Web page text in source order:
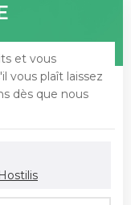
et vous
vous plaît laissez
dès que nous